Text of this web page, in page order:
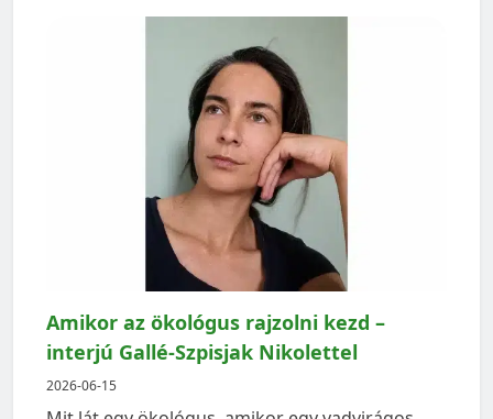
Amikor az ökológus rajzolni kezd –
interjú Gallé-Szpisjak Nikolettel
2026-06-15